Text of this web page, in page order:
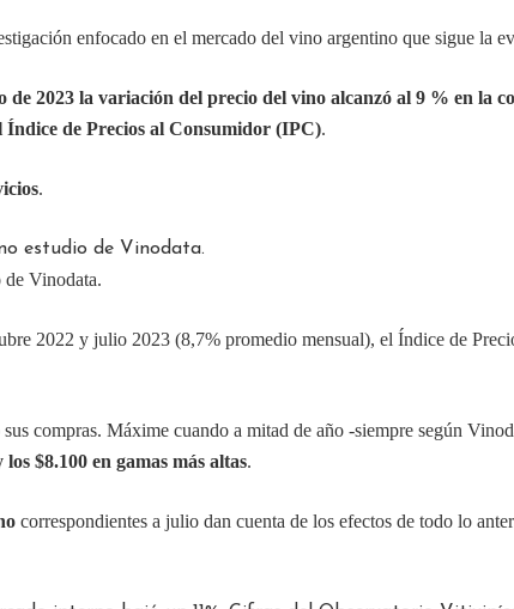
enfocado en el mercado del vino argentino que sigue la
de 2023 la variación del precio del vino alcanzó al 9 % en la
de Precios al Consumidor (IPC).
.
Vinodata.
2022 y julio 2023 (8,7% promedio mensual), el Índice de
compras. Máxime cuando a mitad de año -siempre según
$8.100 en gamas más altas.
correspondientes a julio dan cuenta de los efectos de todo lo